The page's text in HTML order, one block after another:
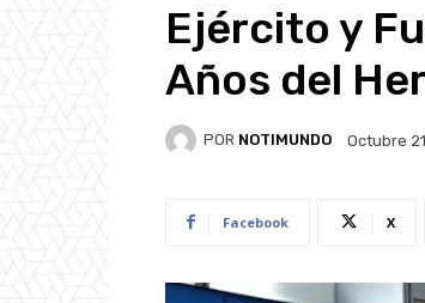
Ejército y
Años del
POR NOTIMUNDO Octubre
Facebook X